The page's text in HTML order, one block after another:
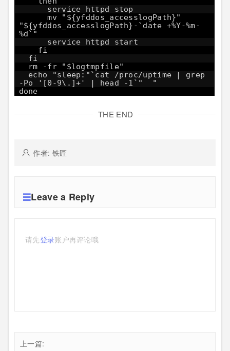
service httpd stop
mv "${yfddos_accesslogPath}"
"${yfddos_accesslogPath}-`date +%Y-%m-
%d`"
service httpd start
fi
fi
rm -fr "$logtmpfile"
echo "sleep:"`cat /proc/uptime | grep
-Po '[0-9\.]+' | head -1`" "
done
THE END
作者: 铁匠
Leave a Reply
请先登录账户再评论哦
上一篇: